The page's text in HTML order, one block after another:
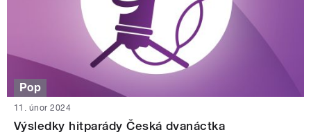
Pop
11. únor 2024
Výsledky hitparády Česká dvanáctka